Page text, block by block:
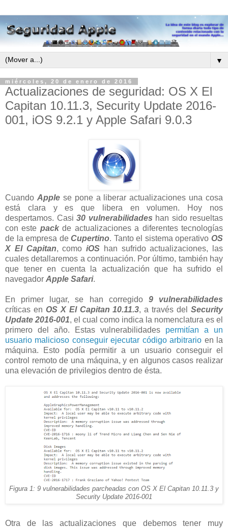
▼
miércoles, 20 de enero de 2016
Actualizaciones de seguridad: OS X El
Capitan 10.11.3, Security Update 2016-
001, iOS 9.2.1 y Apple Safari 9.0.3
Cuando Apple se pone a liberar actualizaciones una cosa
está clara y es que libera en volumen. Hoy nos
despertamos. Casi 30 vulnerabilidades han sido resueltas
con este pack de actualizaciones a diferentes tecnologías
de la empresa deCupertino. Tanto el sistema operativo OS
X El Capitan, como iOS han sufrido actualizaciones, las
cuales detallaremos a continuación. Por último, también hay
que tener en cuenta la actualización que ha sufrido el
navegador Apple Safari.
En primer lugar, se han corregido 9 vulnerabilidades
críticas en OS X El Capitan 10.11.3, a través delSecurity
Update 2016-001, el cual como indica la nomenclatura es el
primero del año. Estas vulnerabilidades permitían a un
usuario malicioso conseguir ejecutar código arbitrario en la
máquina. Esto podía permitir a un usuario conseguir el
control remoto de una máquina, y en algunos casos realizar
una elevación de privilegios dentro de ésta.
Figura 1: 9 vulnerabilidades parcheadas con OS X El Capitan 10.11.3 y
Security Update 2016-001
Otra de las actualizaciones que debemos tener muy